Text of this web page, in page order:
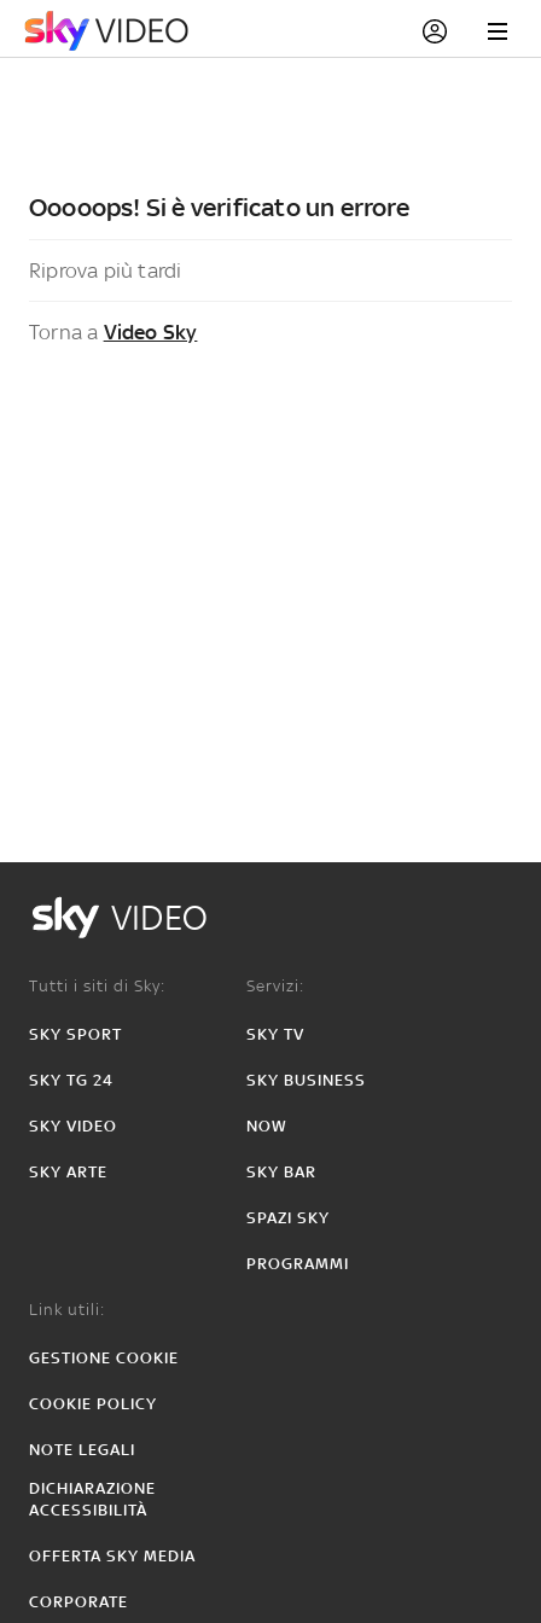
Ooooops! Si è verificato un errore
Riprova più tardi
Torna a Video Sky
VIDEO
Tutti i siti di Sky:
SKY SPORT
SKY TG 24
SKY VIDEO
SKY ARTE
Servizi:
SKY TV
SKY BUSINESS
NOW
SKY BAR
SPAZI SKY
PROGRAMMI
Link utili:
GESTIONE COOKIE
COOKIE POLICY
NOTE LEGALI
DICHIARAZIONE
ACCESSIBILITÀ
OFFERTA SKY MEDIA
CORPORATE